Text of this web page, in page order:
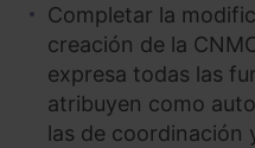
Completar la
creación de la
expresa todas las
atribuyen como
las de coordinación